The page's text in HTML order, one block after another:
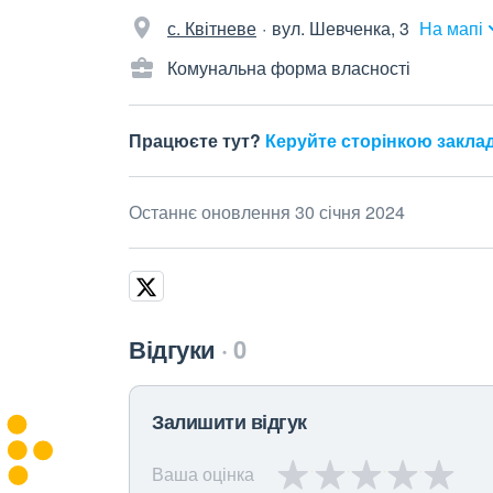
с. Квітневе вул. Шевченка, 3 На мапі
Комунальна форма власності
Працюєте тут? Керуйте сторінкою
Останнє оновлення 30 січня 2024
Відгуки 0
Залишити відгук
Ваша оцінка